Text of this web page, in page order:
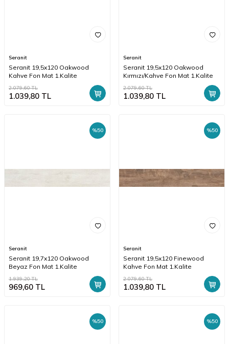
Seranit
Seranit 19,5x120 Oakwood
Kahve Fon Mat 1.Kalite
2.079,60TL
1.039,80 TL
Seranit
Seranit 19,5x120 Oakwood
Kırmızı/Kahve Fon Mat 1.Kalite
2.079,60TL
1.039,80 TL
%50
Seranit
Seranit 19,7x120 Oakwood
Beyaz Fon Mat 1.Kalite
1.939,20TL
969,60 TL
%50
Seranit
Seranit 19,5x120 Finewood
Kahve Fon Mat 1.Kalite
2.079,60TL
1.039,80 TL
%50 %50